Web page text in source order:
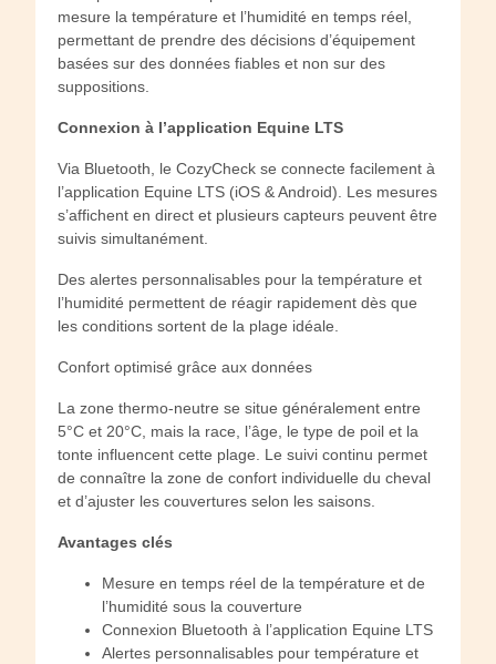
mesure la température et l’humidité en temps réel,
permettant de prendre des décisions d’équipement
basées sur des données fiables et non sur des
suppositions.
Connexion à l’application Equine LTS
Via Bluetooth, le CozyCheck se connecte facilement à
l’application Equine LTS (iOS & Android). Les mesures
s’affichent en direct et plusieurs capteurs peuvent être
suivis simultanément.
Des alertes personnalisables pour la température et
l’humidité permettent de réagir rapidement dès que
les conditions sortent de la plage idéale.
Confort optimisé grâce aux données
La zone thermo-neutre se situe généralement entre
5°C et 20°C, mais la race, l’âge, le type de poil et la
tonte influencent cette plage. Le suivi continu permet
de connaître la zone de confort individuelle du cheval
et d’ajuster les couvertures selon les saisons.
Avantages clés
Mesure en temps réel de la température et de
l’humidité sous la couverture
Connexion Bluetooth à l’application Equine LTS
Alertes personnalisables pour température et